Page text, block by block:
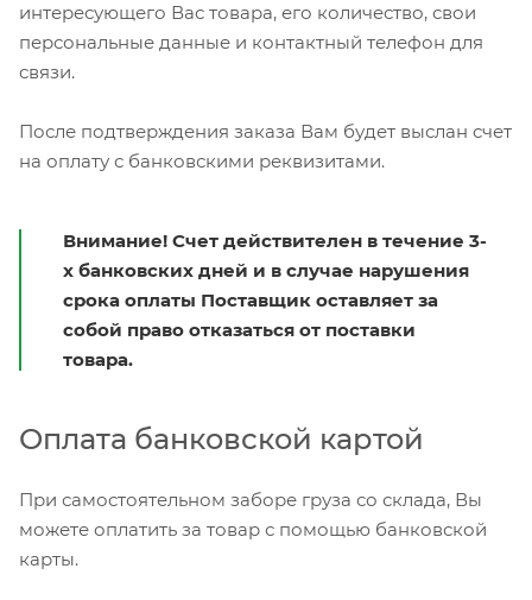
интересующего Вас товара, его количество, свои
персональные данные и контактный телефон для
связи.
После подтверждения заказа Вам будет выслан счет
на оплату с банковскими реквизитами.
Внимание! Счет действителен в течение 3-
х банковских дней и в случае нарушения
срока оплаты Поставщик оставляет за
собой право отказаться от поставки
товара.
Оплата банковской картой
При самостоятельном заборе груза со склада, Вы
можете оплатить за товар с помощью банковской
карты.